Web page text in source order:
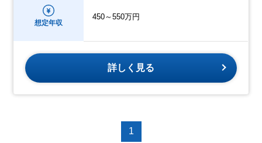
想定年収
450～550万円
詳しく見る
1